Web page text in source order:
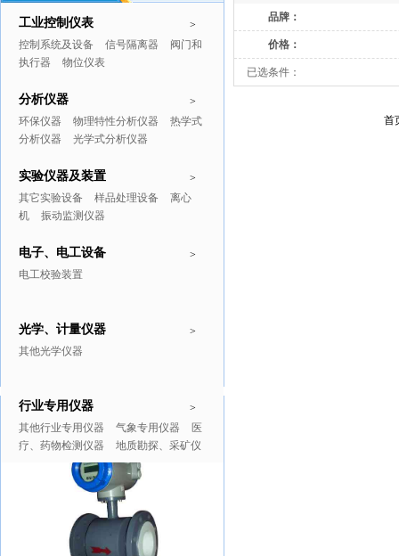
>
工业控制仪表
控制系统及设备 信号隔离器
阀门和
执行器
物位仪表
>
分析仪器
环保仪器 物理特性分析仪器
热学式
分析仪器
光学式分析仪器
>
实验仪器及装置
其它实验设备 样品处理设备
离心
机
振动监测仪器
>
电子、电工设备
电工校验装置
>
光学、计量仪器
其他光学仪器
>
行业专用仪器
其他行业专用仪器 气象专用仪器
医
疗、药物检测仪器
地质勘探、采矿仪
推广商品 更多>>
品牌：
价格：
已选条件：
首